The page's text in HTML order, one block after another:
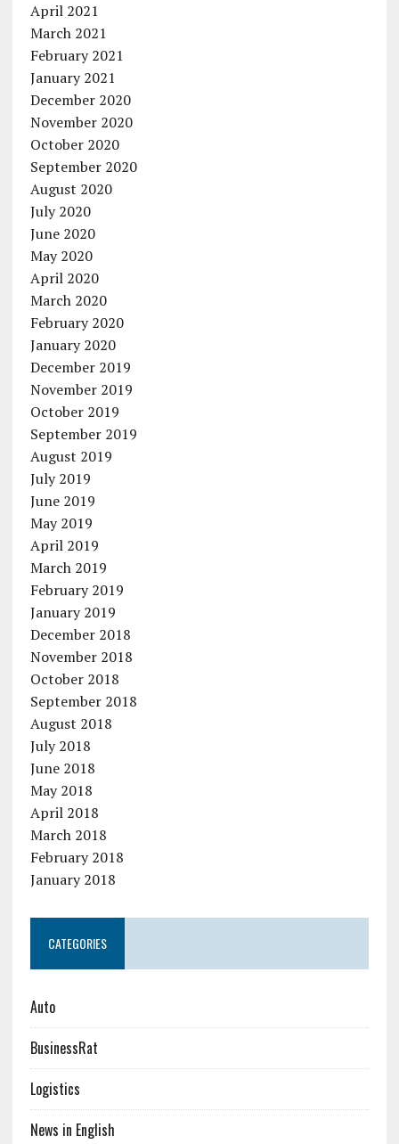
April 2021
March 2021
February 2021
January 2021
December 2020
November 2020
October 2020
September 2020
August 2020
July 2020
June 2020
May 2020
April 2020
March 2020
February 2020
January 2020
December 2019
November 2019
October 2019
September 2019
August 2019
July 2019
June 2019
May 2019
April 2019
March 2019
February 2019
January 2019
December 2018
November 2018
October 2018
September 2018
August 2018
July 2018
June 2018
May 2018
April 2018
March 2018
February 2018
January 2018
CATEGORIES
Auto
BusinessRat
Logistics
News in English